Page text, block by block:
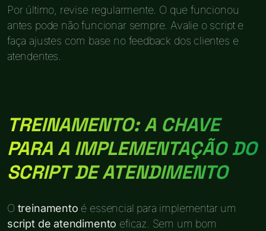
Por último, revise regularmente. O que funcionou
antes pode não funcionar sempre. Avalie o script e
faça ajustes com base no feedback dos clientes e
atendentes.
TREINAMENTO: A CHAVE
PARA A IMPLEMENTAÇÃO DO
SCRIPT DE ATENDIMENTO
O treinamento é essencial para implementar um
script de atendimento eficaz. Sem um bom